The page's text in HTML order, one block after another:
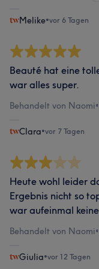
Melike•vor 6 Tagen
Beauté hat eine
war alles super.
Behandelt von Naomi•
Clara•vor 7 Tagen
Heute wohl leider
Ergebnis nicht so
war aufeinmal
Behandelt von Naomi•
Giulia•vor 12 Tagen